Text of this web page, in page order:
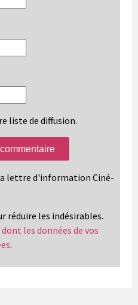
liste de diffusion.
lettre d'information Ciné-
réduire les indésirables.
les données de vos
.